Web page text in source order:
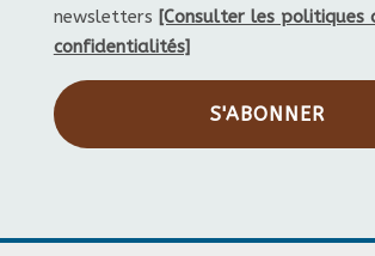
newsletters [Consulter les politiques
confidentialités]
S'ABONNER